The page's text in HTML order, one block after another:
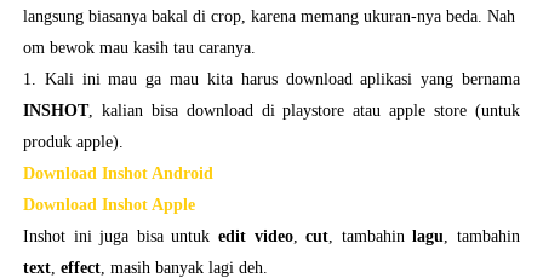
langsung biasanya bakal di crop, karena memang ukuran-nya beda. Nah
om bewok mau kasih tau caranya.
1. Kali ini mau ga mau kita harus download aplikasi yang bernama
INSHOT, kalian bisa download di playstore atau apple store (untuk
produk apple).
Download Inshot Android
Download Inshot Apple
Inshot ini juga bisa untuk edit video,cut, tambahinlagu, tambahin
text, effect, masih banyak lagi deh.